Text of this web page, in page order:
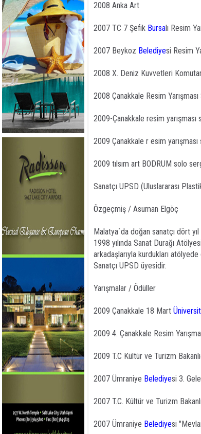
2008 Anka Art
2007 TC 7 Şefik Bursalı Resim
2007 Beykoz Belediyesi Resim
2008 X. Deniz Kuvvetleri
2008 Çanakkale Resim
2009-Çanakkale resim yarışması
2009 Çanakkale r esim yarışması
2009 tılsım art BODRUM solo
Sanatçı UPSD (Uluslararası
Özgeçmiş / Asuman Elgöç
Malatya`da doğan sanatçı dört
1998 yılında Sanat Durağı
arkadaşlarıyla kurdukları
Sanatçı UPSD üyesidir.
Yarışmalar / Ödüller
2009 Çanakkale 18 Mart
2009 4. Çanakkale Resim
2009 T.C Kültür ve Turizm
2007 Ümraniye Belediyesi 3.
2007 T.C. Kültür ve Turizm
2007 Ümraniye Belediyesi